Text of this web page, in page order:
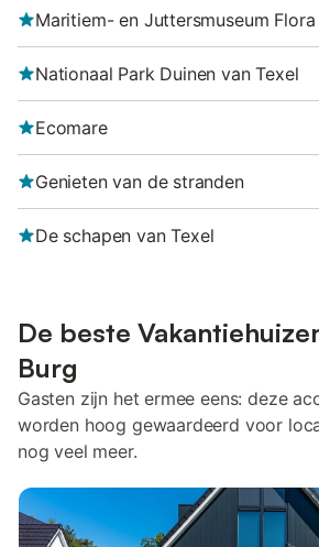
Maritiem- en Juttersmuseum Flora
Nationaal Park Duinen van Texel
Ecomare
Genieten van de stranden
De schapen van Texel
De beste
Burg
Gasten zijn het ermee eens: deze
worden hoog gewaardeerd voor
nog veel meer.